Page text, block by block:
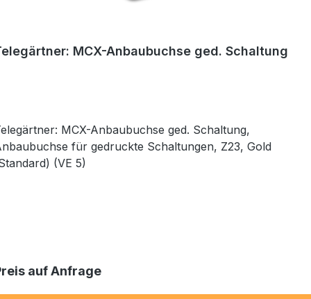
MCX-Anbaubuchse ged. Schaltung
MCX-Anbaubuchse ged. Schaltung,
für gedruckte Schaltungen, Z23, Gold
(VE 5)
auf Anfrage